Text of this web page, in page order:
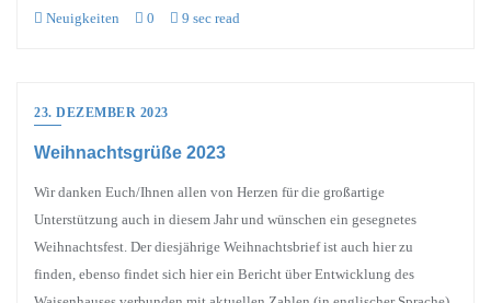
Neuigkeiten 0 9 sec read
23. DEZEMBER 2023
Weihnachtsgrüße 2023
Wir danken Euch/Ihnen allen von Herzen für die großartige
Unterstützung auch in diesem Jahr und wünschen ein gesegnetes
Weihnachtsfest. Der diesjährige Weihnachtsbrief ist auch hier zu
finden, ebenso findet sich hier ein Bericht über Entwicklung des